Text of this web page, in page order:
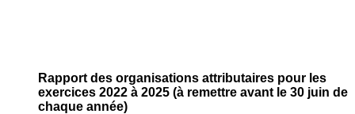
Rapport des organisations attributaires pour les
exercices 2022 à 2025 (à remettre avant le 30 juin de
chaque année)